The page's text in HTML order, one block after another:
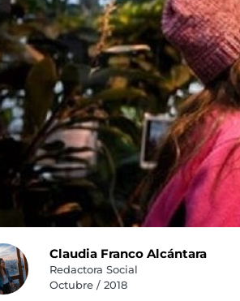
Claudia Franco Alcántara
Redactora Social
Octubre / 2018